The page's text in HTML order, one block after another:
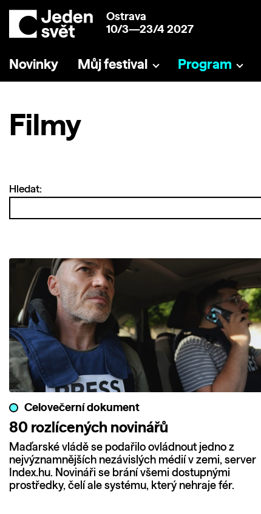
Ostrava
10/3—23/4 2027
Novinky Můj festival Program
Filmy
Hledat:
Celovečerní dokument
80 rozlícených novinářů
Maďarské vládě se podařilo ovládnout jedno z
nejvýznamnějších nezávislých médií v zemi, server
Index.hu. Novináři se brání všemi dostupnými
prostředky, čelí ale systému, který nehraje fér.